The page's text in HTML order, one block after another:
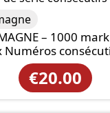
– 1000
Numéros
€20.00